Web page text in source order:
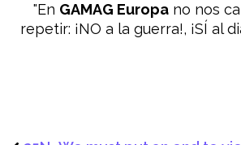
En GAMAG Europa no nos
repetir: ¡NO a la guerra!, ¡SÍ al